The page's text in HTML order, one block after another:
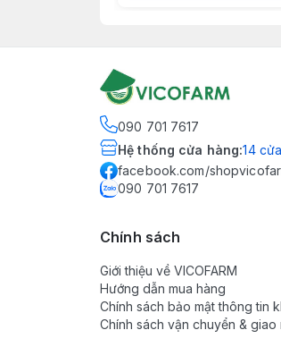
090 701 7617
Hệ thống cửa hàng:14
facebook.com/
090 701 7617
Chính sách
Giới thiệu về VICOFARM
Hướng dẫn mua hàng
Chính sách bảo mật thông tin
Chính sách vận chuyển & giao